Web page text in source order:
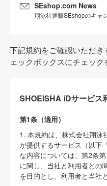
SEshop.com News
翔泳社通販SEshopのキャ
下記規約をご確認いただ
ェックボックスにチェック
SHOEISHA iDサービス
第1条（適用）
1. 本規約は、株式会社翔泳
が提供するサービス（以下
な内容については、第2条
に関し、当社と利用者との
を目的とし、利用者と当社